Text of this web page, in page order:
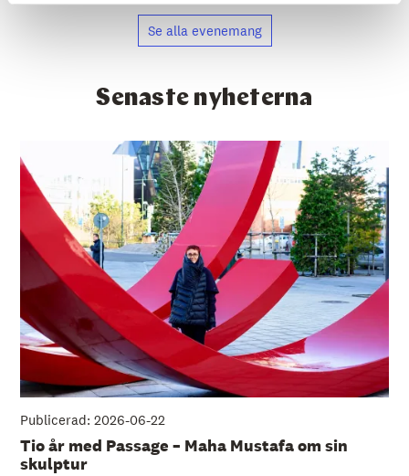
Se alla evenemang
Senaste nyheterna
Publicerad: 2026-06-22
Tio år med Passage – Maha Mustafa om sin
skulptur